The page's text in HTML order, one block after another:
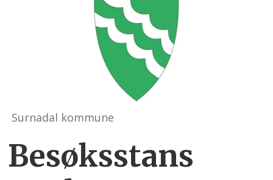
Surnadal kommune
Besøksstans